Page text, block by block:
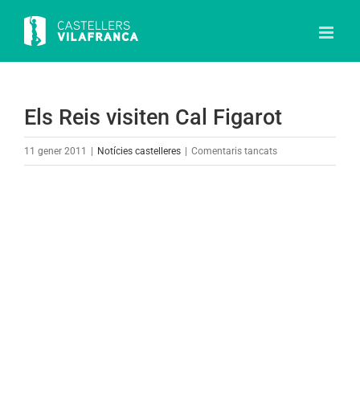
content
Els Reis visiten Cal Figarot
11 gener 2011 Notícies castelleres Comentaris tancatsa